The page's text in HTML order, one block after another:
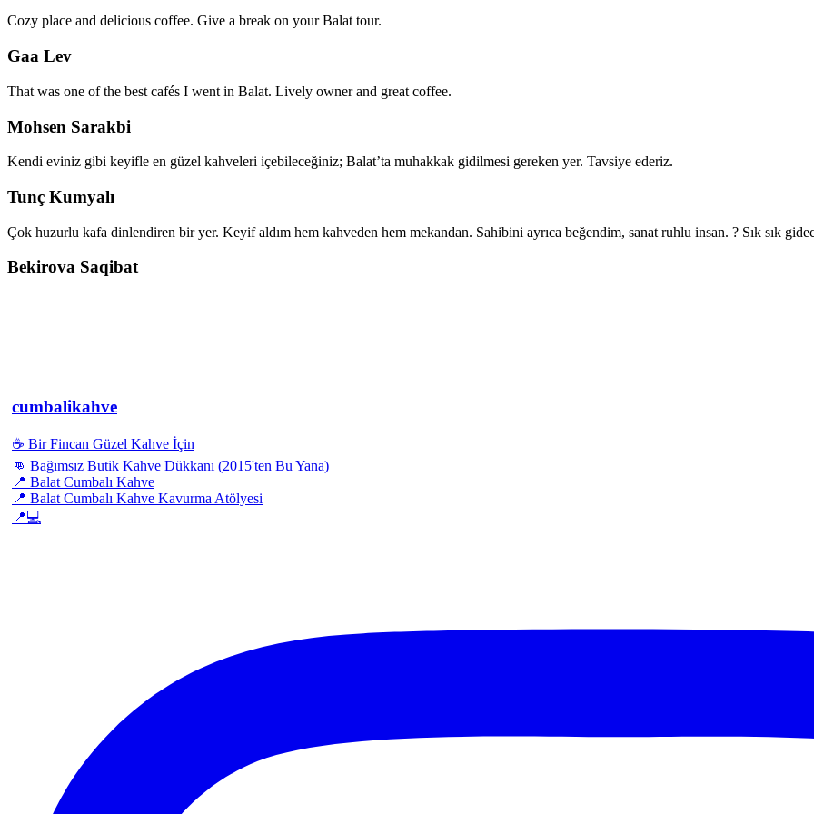
Cozy place and delicious coffee. Give a break on your Balat tour.
Gaa Lev
That was one of the best cafés I went in Balat. Lively owner and great coffee.
Mohsen Sarakbi
Kendi eviniz gibi keyifle en güzel kahveleri içebileceğiniz; Balat’ta muhakkak gidilmesi gereken yer. Tavsiye ederiz.
Tunç Kumyalı
Çok huzurlu kafa dinlendiren bir yer. Keyif aldım hem kahveden hem mekandan. Sahibini ayrıca beğendim, sanat ruhlu insan. ? Sık sık
Bekirova Saqibat
cumbalikahve
☕ Bir Fincan Güzel Kahve İçin
👊 Bağımsız Butik Kahve Dükkanı (2015'ten Bu Yana)
📍 Balat Cumbalı Kahve
📍 Balat Cumbalı Kahve Kavurma Atölyesi
📍💻